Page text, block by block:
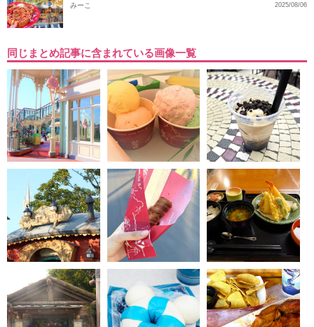
2025/08/06
みーこ
同じまとめ記事に含まれている画像一覧